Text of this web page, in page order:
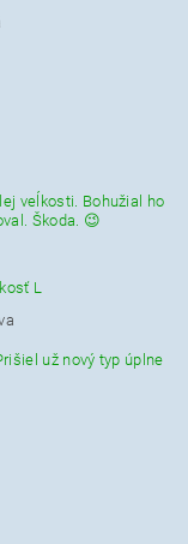
veĺkosti. Bohužial ho
Škoda. 😉
L
už nový typ úplne